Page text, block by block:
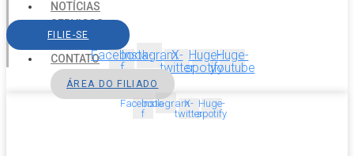
NOTÍCIAS
SERVIÇOS
AGENDA
CONTATO
FILIE-SE
Facebook-
f
InstagramX-
twitter
Huge-
spotify
Huge-
youtube
ÁREA DO FILIADO
Facebook-
f
InstagramX-
twitter
Huge-
spotify